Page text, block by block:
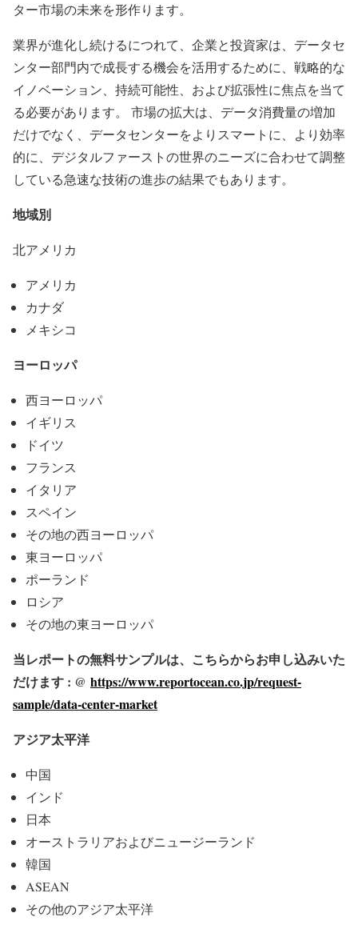
ター市場の未来を形作ります。
業界が進化し続けるにつれて、企業と投資家は、データセ
ンター部門内で成長する機会を活用するために、戦略的な
イノベーション、持続可能性、および拡張性に焦点を当て
る必要があります。 市場の拡大は、データ消費量の増加
だけでなく、データセンターをよりスマートに、より効率
的に、デジタルファーストの世界のニーズに合わせて調整
している急速な技術の進歩の結果でもあります。
地域別
北アメリカ
アメリカ
カナダ
メキシコ
ヨーロッパ
西ヨーロッパ
イギリス
ドイツ
フランス
イタリア
スペイン
その地の西ヨーロッパ
東ヨーロッパ
ポーランド
ロシア
その地の東ヨーロッパ
当レポートの無料サンプルは、こちらからお申し込みいた
だけます : @ https://www.reportocean.co.jp/request-
sample/data-center-market
アジア太平洋
中国
インド
日本
オーストラリアおよびニュージーランド
韓国
ASEAN
その他のアジア太平洋